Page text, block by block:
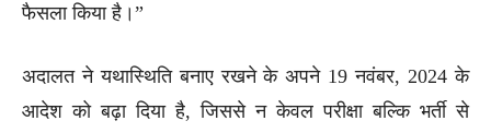
फैसला किया है।”
अदालत ने यथास्थिति बनाए रखने के अपने 19 नवंबर, 2024 के
आदेश को बढ़ा दिया है, जिससे न केवल परीक्षा बल्कि भर्ती से